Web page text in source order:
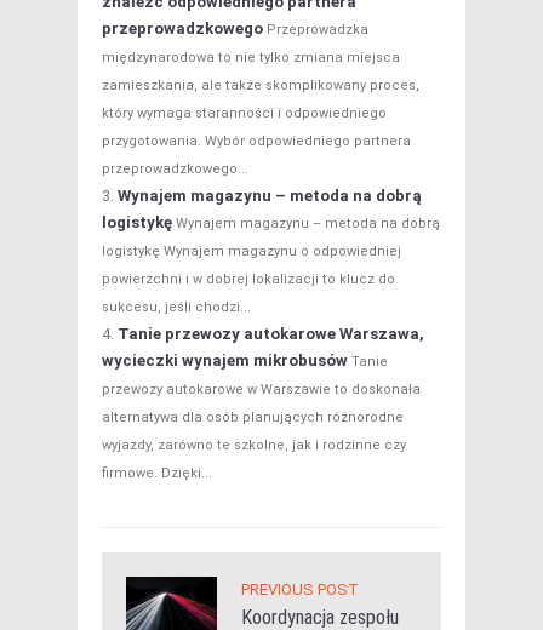
przeprowadzkowego Przeprowadzka
międzynarodowa to nie tylko zmiana miejsca
zamieszkania, ale także skomplikowany proces,
który wymaga staranności i odpowiedniego
przygotowania. Wybór odpowiedniego partnera
przeprowadzkowego...
Wynajem magazynu – metoda na dobrą
logistykę Wynajem magazynu – metoda na dobrą
logistykę Wynajem magazynu o odpowiedniej
powierzchni i w dobrej lokalizacji to klucz do
sukcesu, jeśli chodzi...
Tanie przewozy autokarowe Warszawa,
wycieczki wynajem mikrobusów Tanie
przewozy autokarowe w Warszawie to doskonała
alternatywa dla osób planujących różnorodne
wyjazdy, zarówno te szkolne, jak i rodzinne czy
firmowe. Dzięki...
PREVIOUS POST
Koordynacja zespołu